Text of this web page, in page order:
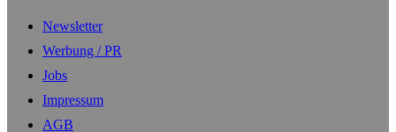
Newsletter
Werbung / PR
Jobs
Impressum
AGB